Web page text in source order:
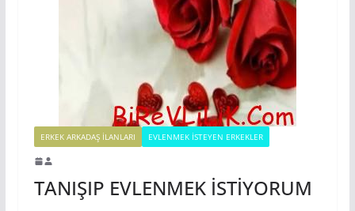
ERKEK ARKADAŞ ILANLARI EVLENMEK İSTEYEN ERKEKLER
TANIŞIP EVLENMEK İSTİYORUM